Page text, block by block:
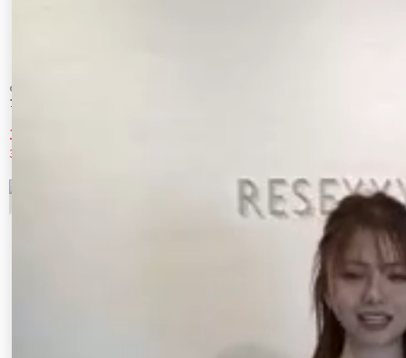
dazzlin
アシメフリルレースワンピース
12,705 円
30%OFF